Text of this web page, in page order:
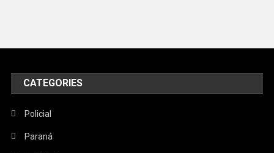
CATEGORIES
Policial
Paraná